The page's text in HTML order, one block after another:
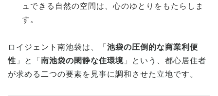
ュできる自然の空間は、心のゆとりをもたらしま
す。
ロイジェント南池袋は、「 池袋の圧倒的な商業利便
性 」と「 南池袋の閑静な住環境 」という、都心居住者
が求める二つの要素を見事に調和させた立地です。